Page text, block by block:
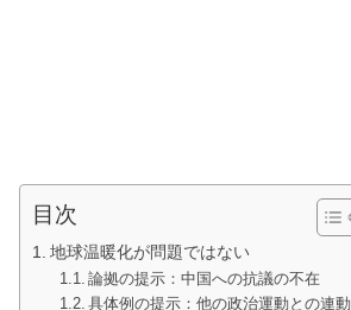
目次
地球温暖化が問題ではない
論拠の提示：中国への抗議の不在
具体例の提示：他の政治運動との連動